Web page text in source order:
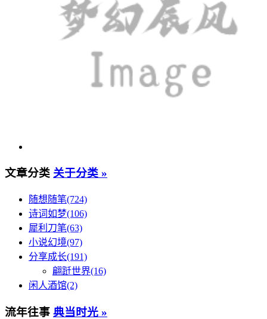
文章分类 关于分类 »
随想随笔(724)
诗词如梦(106)
犀利刀笔(63)
小说幻境(97)
分享成长(191)
翩跹世界(16)
闲人酒馆(2)
流年往事 典当时光 »